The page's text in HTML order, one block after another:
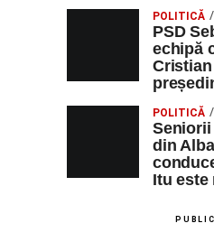
POLITICĂ
PSD
echipă
POLITICĂ
din
Itu este